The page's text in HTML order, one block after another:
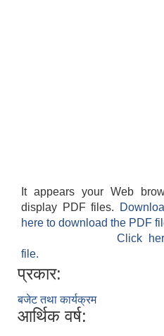
It appears your Web
display PDF files.
here to download the PDF
Click
file.
प्रकार:
बजेट तथा कार्यक्रम
आर्थिक वर्ष: